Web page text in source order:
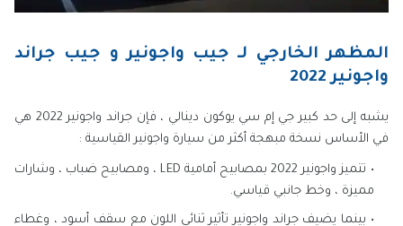
المظهر الخارجي لـ جيب واجونير و جيب جراند
واجونير 2022
يشبه إلى حد كبير جي إم سي يوكون دينالي ، فإن جراند واجونير 2022 هي
في الأساس نسخة مبهجة أكثر من سيارة واجونير القياسية :
تتميز واجونير 2022 بمصابيح أمامية LED ، ومصابيح ضباب ، وشارات
مميزة ، وخط جانبي قياسي.
بينما يضيف جراند واجونير تأثير ثنائي اللون مع سقف أسود ، وغطاء